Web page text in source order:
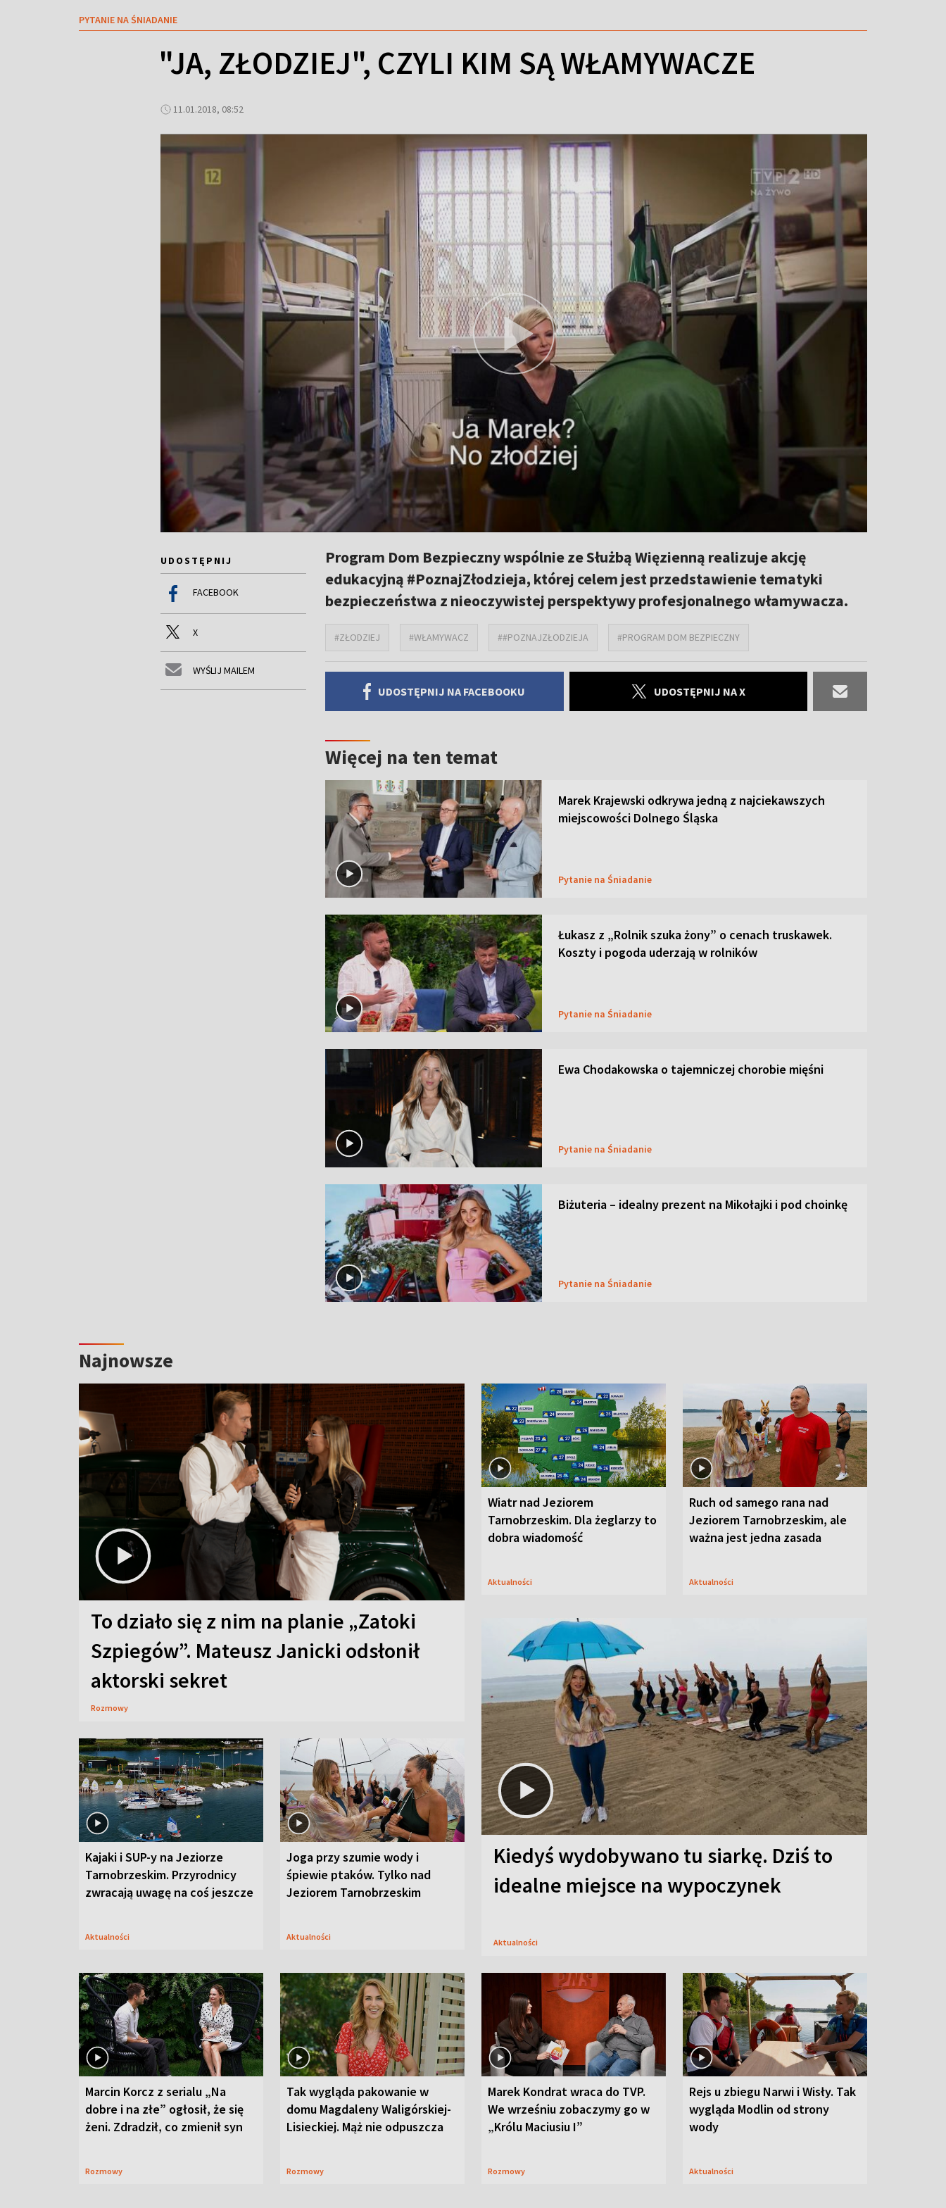
PYTANIE NA ŚNIADANIE
"JA, ZŁODZIEJ", CZYLI KIM SĄ WŁAMYWACZE
11.01.2018, 08:52
UDOSTĘPNIJ
FACEBOOK
X
WYŚLIJ MAILEM
Program Dom Bezpieczny wspólnie ze Służbą Więzienną realizuje akcję
edukacyjną #PoznajZłodzieja, której celem jest przedstawienie tematyki
bezpieczeństwa z nieoczywistej perspektywy profesjonalnego włamywacza.
#ZŁODZIEJ #WŁAMYWACZ ##POZNAJZŁODZIEJA #PROGRAM DOM BEZPIECZNY
UDOSTĘPNIJ NA FACEBOOKU UDOSTĘPNIJ NA X
Więcej na ten temat
Marek Krajewski odkrywa jedną z najciekawszych
miejscowości Dolnego Śląska
Pytanie na Śniadanie
Łukasz z „Rolnik szuka żony” o cenach truskawek.
Koszty i pogoda uderzają w rolników
Pytanie na Śniadanie
Ewa Chodakowska o tajemniczej chorobie mięśni
Pytanie na Śniadanie
Biżuteria – idealny prezent na Mikołajki i pod choinkę
Pytanie na Śniadanie
Najnowsze
To działo się z nim na planie „Zatoki
Szpiegów”. Mateusz Janicki odsłonił
aktorski sekret
Rozmowy
Wiatr nad Jeziorem
Tarnobrzeskim. Dla żeglarzy to
dobra wiadomość
Aktualności
Ruch od samego rana nad
Jeziorem Tarnobrzeskim, ale
ważna jest jedna zasada
Aktualności
Kajaki i SUP-y na Jeziorze
Tarnobrzeskim. Przyrodnicy
zwracają uwagę na coś jeszcze
Aktualności
Joga przy szumie wody i
śpiewie ptaków. Tylko nad
Jeziorem Tarnobrzeskim
Aktualności
Kiedyś wydobywano tu siarkę. Dziś to
idealne miejsce na wypoczynek
Aktualności
Marcin Korcz z serialu „Na
dobre i na złe” ogłosił, że się
żeni. Zdradził, co zmienił syn
Rozmowy
Tak wygląda pakowanie w
domu Magdaleny Waligórskiej-
Lisieckiej. Mąż nie odpuszcza
Rozmowy
Marek Kondrat wraca do TVP.
We wrześniu zobaczymy go w
„Królu Maciusiu I”
Rozmowy
Rejs u zbiegu Narwi i Wisły. Tak
wygląda Modlin od strony
wody
Aktualności